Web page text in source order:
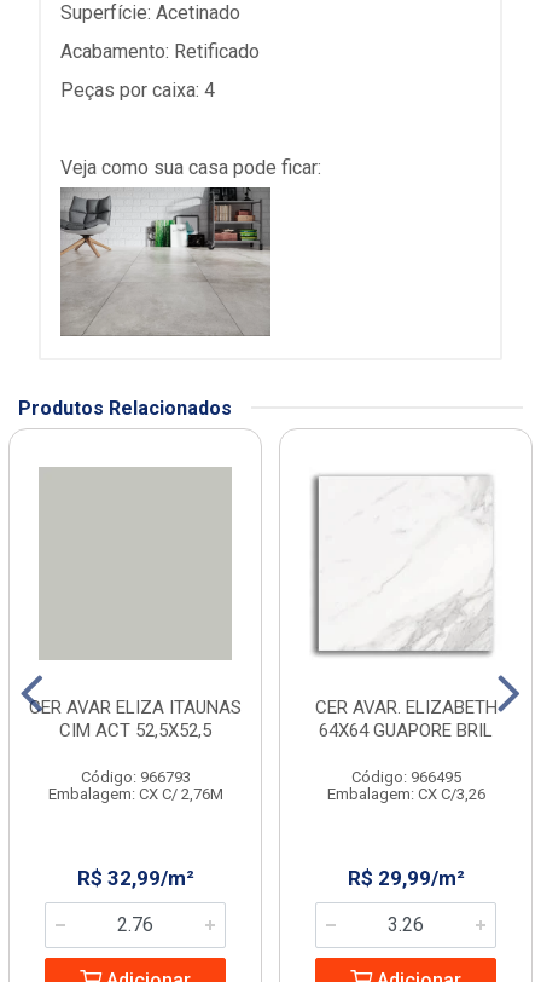
Superfície: Acetinado
Acabamento: Retificado
Peças por caixa: 4
Veja como sua casa pode ficar:
Produtos Relacionados
CER AVAR ELIZA ITAUNAS
CIM ACT 52,5X52,5
Código: 966793
Embalagem: CX C/ 2,76M
R$ 32,99/m²
CER AVAR. ELIZABETH
64X64 GUAPORE BRIL
Código: 966495
Embalagem: CX C/3,26
R$ 29,99/m²